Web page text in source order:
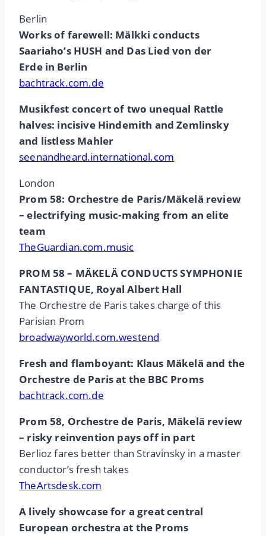
Berlin
Works of farewell: Mälkki conducts
Saariaho’s HUSH and Das Lied von der
Erde in Berlin
bachtrack.com.de
Musikfest concert of two unequal Rattle
halves: incisive Hindemith and Zemlinsky
and listless Mahler
seenandheard.international.com
London
Prom 58: Orchestre de Paris/Mäkelä review
– electrifying music-making from an elite
team
TheGuardian.com.music
PROM 58 – MÄKELÄ CONDUCTS SYMPHONIE
FANTASTIQUE, Royal Albert Hall
The Orchestre de Paris takes charge of this
Parisian Prom
broadwayworld.com.westend
Fresh and flamboyant: Klaus Mäkelä and the
Orchestre de Paris at the BBC Proms
bachtrack.com.de
Prom 58, Orchestre de Paris, Mäkelä review
– risky reinvention pays off in part
Berlioz fares better than Stravinsky in a master
conductor’s fresh takes
TheArtsdesk.com
A lively showcase for a great central
European orchestra at the Proms